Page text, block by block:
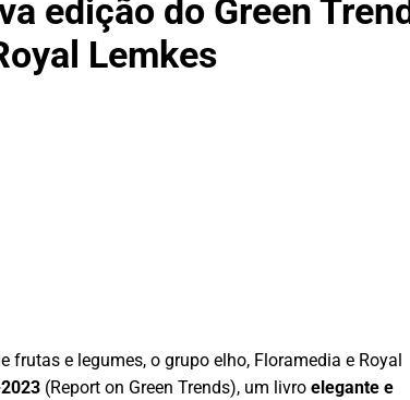
edição do Green
Lemkes
e legumes, o grupo elho, Floramedia e Royal
(Report on Green Trends), um livro elegante e